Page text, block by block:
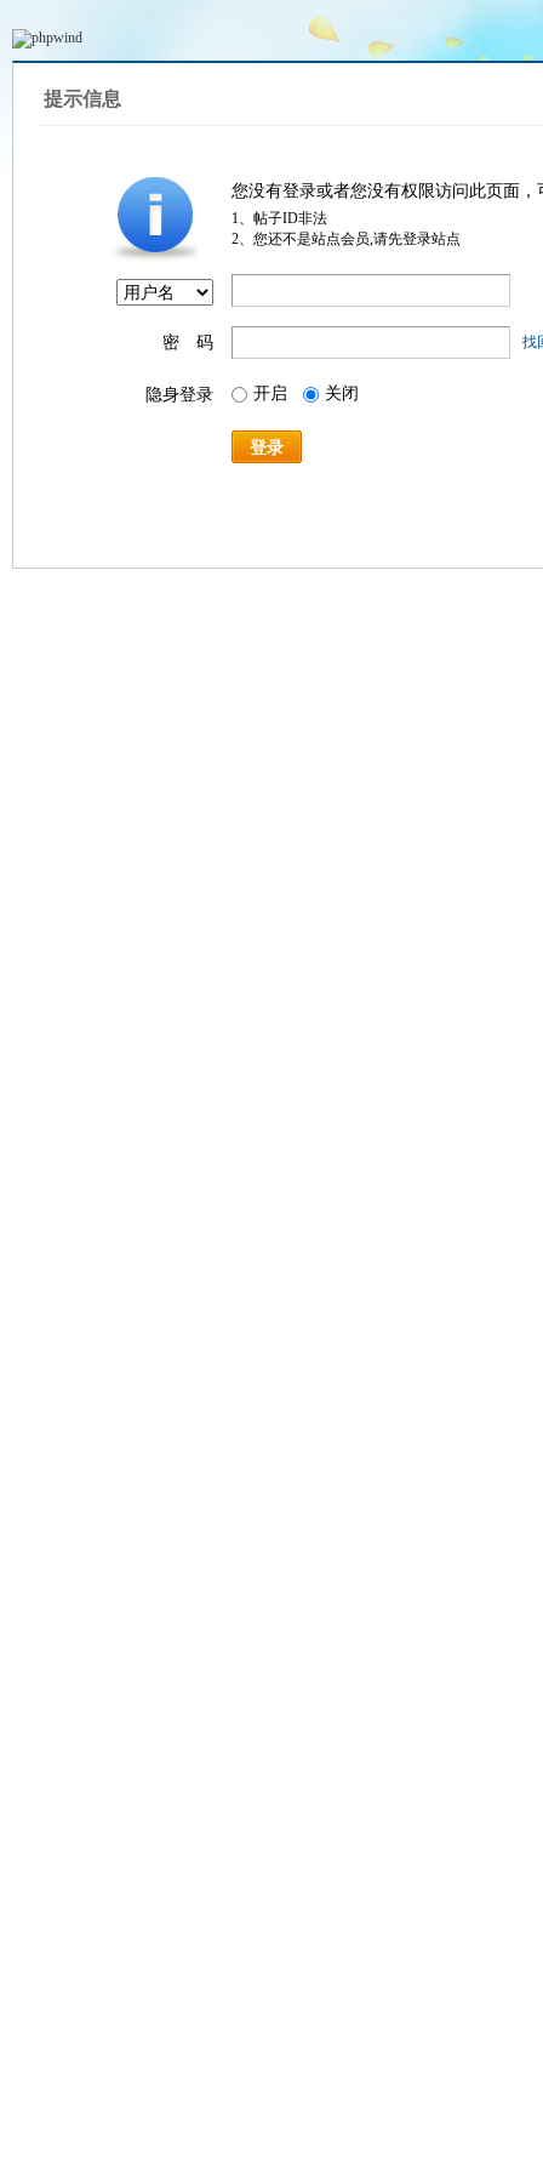
提示信息
您没有登录或者您没有权限访问此页面
1、帖子ID非法
2、您还不是站点会员,请先登录站点
密 码 找
隐身登录 开启 关闭
登录